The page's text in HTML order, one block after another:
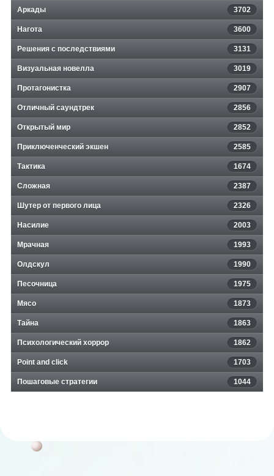
Аркады 3702
Нагота 3600
Решения с последствиями 3131
Визуальная новелла 3019
Протагонистка 2907
Отличный саундтрек 2856
Открытый мир 2852
Приключенческий экшен 2585
Тактика 1674
Сложная 2387
Шутер от первого лица 2326
Насилие 2003
Мрачная 1993
Олдскул 1990
Песочница 1975
Мясо 1873
Тайна 1863
Психологический хоррор 1862
Point and click 1703
Пошаговые стратегии 1044